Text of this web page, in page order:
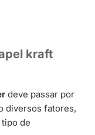
kraft
deve passar por
diversos fatores,
de